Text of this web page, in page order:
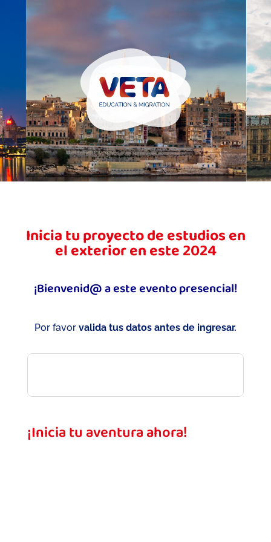
Inicia tu proyecto de estudios en
el exterior en este 2024
¡Bienvenid@ a este evento presencial!
Por favor valida tus datos antes de ingresar.
¡Inicia tu aventura ahora!